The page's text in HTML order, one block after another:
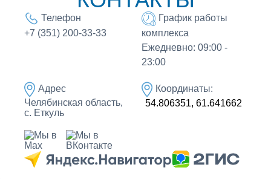
Телефон
+7 (351) 200-33-33
График работы
комплекса
Ежедневно: 09:00 -
23:00
Адрес
Челябинская область,
с. Еткуль
Координаты:
54.806351, 61.641662